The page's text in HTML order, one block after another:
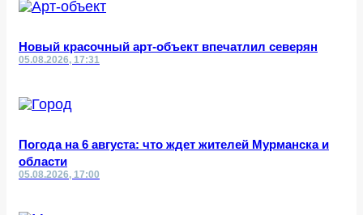
Новый красочный арт-объект впечатлил северян
05.08.2026, 17:31
Погода на 6 августа: что ждет жителей Мурманска и
области
05.08.2026, 17:00